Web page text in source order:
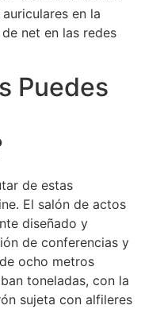
en la
net en las redes
Puedes
de estas
El salón de actos
diseñado y
de conferencias y
ocho metros
toneladas, con la
sujeta con alfileres